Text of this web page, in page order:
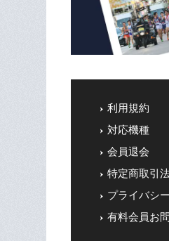
利用規約
対応機種
会員退会
特定商取引
プライバシ
有料会員お